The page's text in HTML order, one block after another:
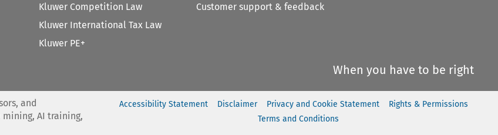
Kluwer Competition Law
Kluwer International Tax Law
Kluwer PE+
Customer support & feedback
When you have to be right
and
AI training,
Accessibility Statement Disclaimer Privacy and Cookie Statement
Rights & Permissions
Terms and Conditions